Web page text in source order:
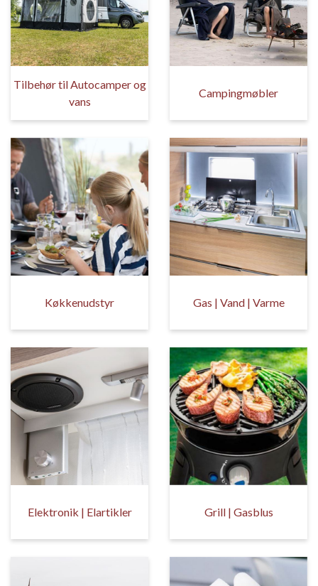
Tilbehør til Autocamper og
vans
Campingmøbler
Køkkenudstyr Gas | Vand | Varme
Elektronik | Elartikler Grill | Gasblus